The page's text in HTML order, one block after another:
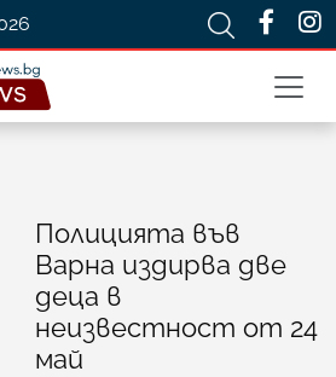
Полицията във
Варна издирва две
деца в
неизвестност от 24
май